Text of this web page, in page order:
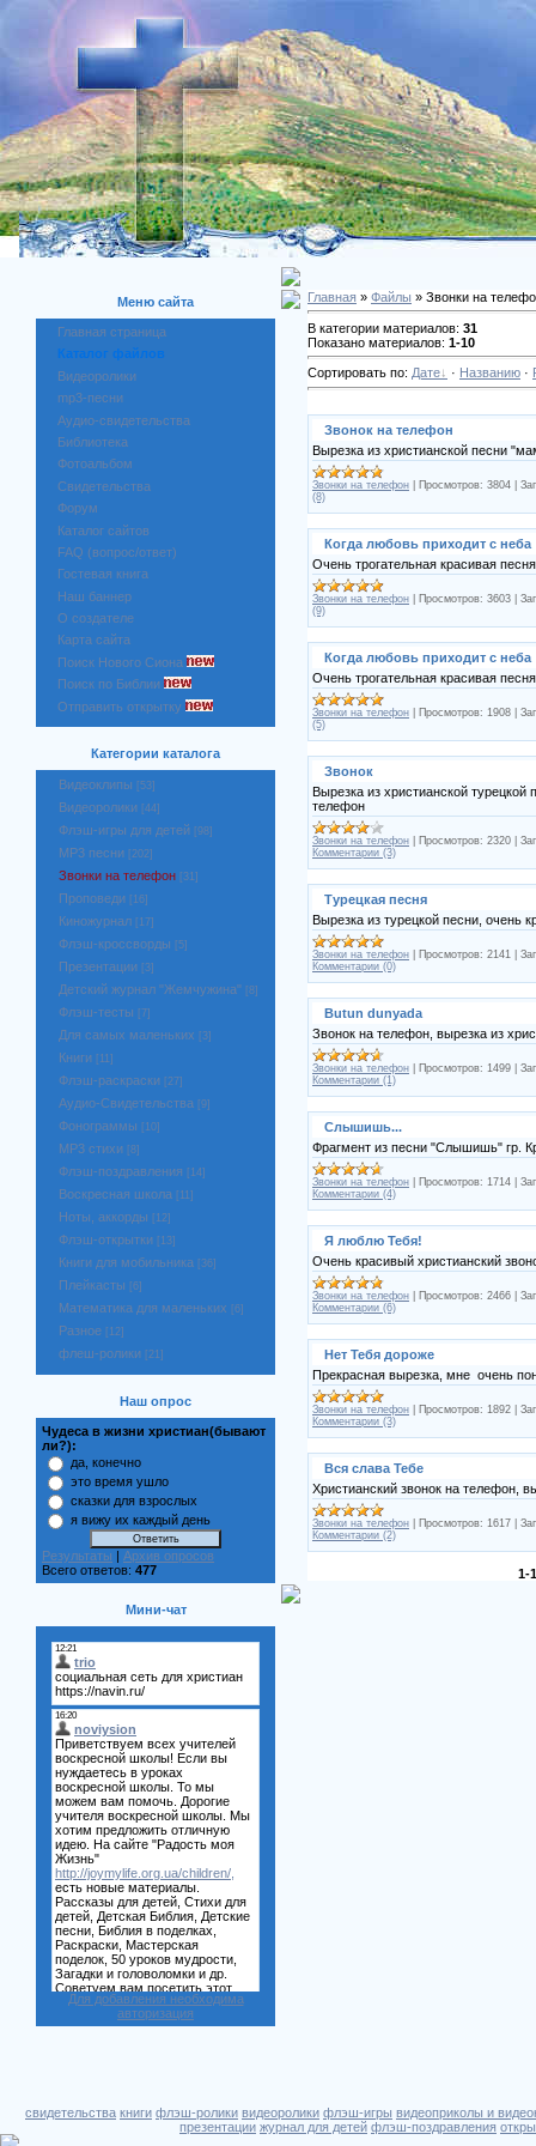
Меню сайта
Главная страница
Каталог файлов
Видеоролики
mp3-песни
Аудио-свидетельства
Библиотека
Фотоальбом
Свидетельства
Форум
Каталог сайтов
FAQ (вопрос/ответ)
Гостевая книга
Наш баннер
О создателе
Карта сайта
Поиск Нового Сиона
Поиск по Библии
Отправить открытку
Категории каталога
Видеоклипы [53]
Видеоролики [44]
Флэш-игры для детей [98]
MP3 песни [202]
Звонки на телефон [31]
Проповеди [16]
Киножурнал [17]
Флэш-кроссворды [5]
Презентации [3]
Детский журнал "Жемчужина" [8]
Флэш-тесты [7]
Для самых маленьких [3]
Книги [11]
Флэш-раскраски [27]
Аудио-Свидетельства [9]
Фонограммы [10]
MP3 стихи [8]
Флэш-поздравления [14]
Воскресная школа [11]
Ноты, аккорды [12]
Флэш-открытки [13]
Книги для мобильника [36]
Плейкасты [6]
Математика для маленьких [6]
Разное [12]
флеш-ролики [21]
Наш опрос
Чудеса в жизни христиан(бывают
ли?):
да, конечно
это время ушло
сказки для взрослых
я вижу их каждый день
Результаты | Архив опросов
Всего ответов: 477
Мини-чат
Для добавления необходима
авторизация
Главная » Файлы » Звонки на
В категории материалов: 31
Показано материалов: 1-10
Сортировать по: Дате · Названию ·
Звонок на телефон
Вырезка из христианской песни
Звонки на телефон Просмотров: 3804
(8)
Когда любовь приходит с неба
Очень трогательная красивая
Звонки на телефон Просмотров: 3603
(9)
Когда любовь приходит с неба
Очень трогательная красивая песня
Звонки на телефон Просмотров: 1908
(5)
Звонок
Вырезка из христианской
телефон
Звонки на телефон Просмотров: 2320
Комментарии (3)
Турецкая песня
Вырезка из турецкой песни, очень
Звонки на телефон Просмотров: 2141
Комментарии (0)
Butun dunyada
Звонок на телефон, вырезка из
Звонки на телефон Просмотров: 1499
Комментарии (1)
Слышишь...
Фрагмент из песни "Слышишь" гр.
Звонки на телефон Просмотров: 1714
Комментарии (4)
Я люблю Тебя!
Очень красивый христианский
Звонки на телефон Просмотров: 2466
Комментарии (6)
Нет Тебя дороже
Прекрасная вырезка, мне очень
Звонки на телефон Просмотров: 1892
Комментарии (3)
Вся слава Тебе
Христианский звонок на телефон,
Звонки на телефон Просмотров: 1617
Комментарии (2)
1-
свидетельства книги флэш-ролики видеоролики флэш-игры видеоприколы и
презентации журнал для детей флэш-поздравления